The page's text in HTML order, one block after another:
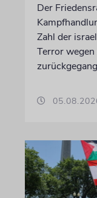
Der
Zahl der
Terror